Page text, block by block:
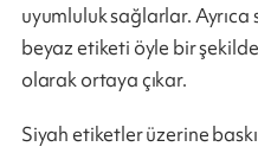
uyumluluk sağlarlar.
beyaz etiketi öyle bir
olarak ortaya çıkar.
Siyah etiketler üzerine